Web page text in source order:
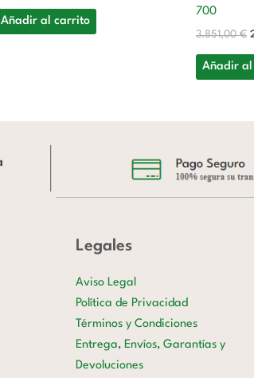
Añadir al carrito
700
3.851,00€
Añadir
Legales
Aviso Legal
Política de Privacidad
Términos y Condiciones
Entrega, Envíos, Garantías y
Devoluciones